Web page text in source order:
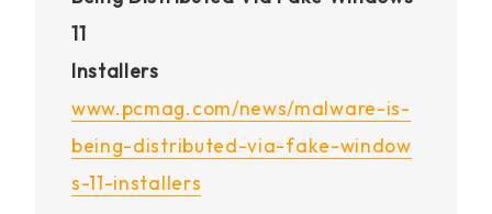
11
Installers
www.pcmag.com/news/malware-is-
being-distributed-via-fake-window
s-11-installers